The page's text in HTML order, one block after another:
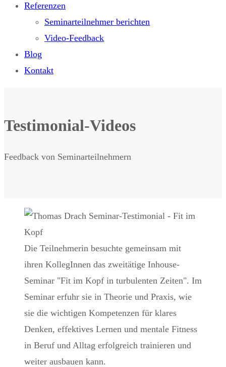
Referenzen
Seminarteilnehmer berichten
Video-Feedback
Blog
Kontakt
Testimonial-Videos
Feedback von Seminarteilnehmern
Die Teilnehmerin besuchte gemeinsam mit
ihren KollegInnen das zweitätige Inhouse-
Seminar "Fit im Kopf in turbulenten Zeiten". Im
Seminar erfuhr sie in Theorie und Praxis, wie
sie die wichtigen Kompetenzen für klares
Denken, effektives Lernen und mentale Fitness
in Beruf und Alltag erfolgreich trainieren und
weiter ausbauen kann.